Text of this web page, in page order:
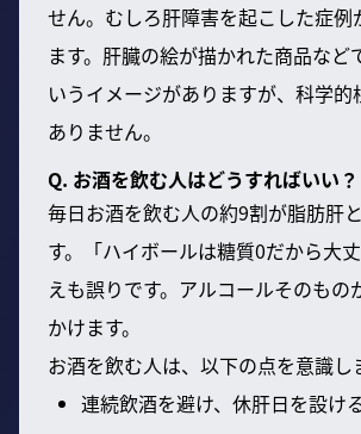
せん。むしろ肝障害を起こした症例
ます。肝臓の絵が描かれた商品など
いうイメージがありますが、科学的
ありません。
Q. お酒を飲む人はどうすればいい？
毎日お酒を飲む人の約9割が脂肪肝
す。「ハイボールは糖質0だから大
えも誤りです。アルコールそのもの
かけます。
お酒を飲む人は、以下の点を意識し
連続飲酒を避け、休肝日を設け